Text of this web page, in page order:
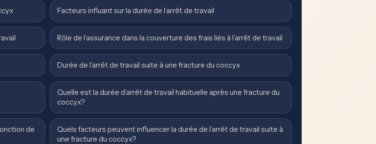
Facteurs influant sur la durée de l’arrêt de travail
Rôle de l’assurance dans la couverture des frais liés à l’arrêt de travail
Durée de l’arrêt de travail suite à une fracture du coccyx
Quelle est la durée d’arrêt de travail habituelle après une fracture du
coccyx?
de
Quels facteurs peuvent influencer la durée de l’arrêt de travail suite à
une fracture du coccyx?